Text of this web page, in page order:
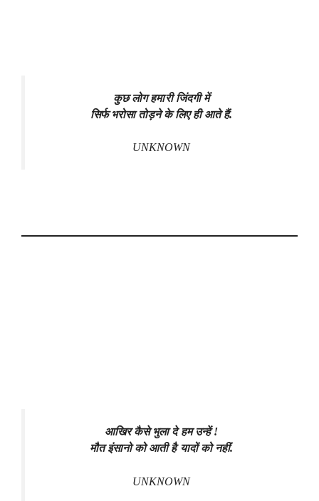
कुछ लोग हमारी जिंदगी में
सिर्फ भरोसा तोड़ने के लिए ही आते हैं.
UNKNOWN
आखिर कैसे भुला दे हम उन्हें !
मौत इंसानो को आती है यादों को नहीं.
UNKNOWN